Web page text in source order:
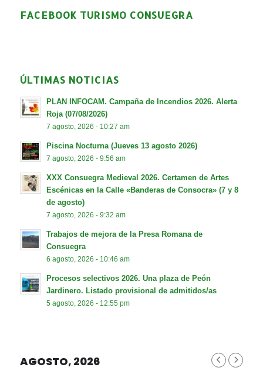
FACEBOOK TURISMO CONSUEGRA
ÚLTIMAS NOTICIAS
PLAN INFOCAM. Campaña de Incendios 2026. Alerta
Roja (07/08/2026)
7 agosto, 2026 - 10:27 am
Piscina Nocturna (Jueves 13 agosto 2026)
7 agosto, 2026 - 9:56 am
XXX Consuegra Medieval 2026. Certamen de Artes
Escénicas en la Calle «Banderas de Consocra» (7 y 8
de agosto)
7 agosto, 2026 - 9:32 am
Trabajos de mejora de la Presa Romana de
Consuegra
6 agosto, 2026 - 10:46 am
Procesos selectivos 2026. Una plaza de Peón
Jardinero. Listado provisional de admitidos/as
5 agosto, 2026 - 12:55 pm
AGOSTO, 2026